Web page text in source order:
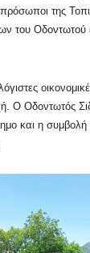
της
του Οδοντωτού
Ο Οδοντωτός
και η συμβολή